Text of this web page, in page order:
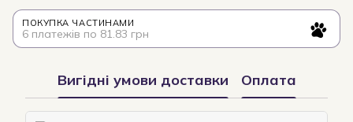
ПОКУПКА ЧАСТИНАМИ
6 платежів по 81.83 грн
Вигідні умови доставки Оплата